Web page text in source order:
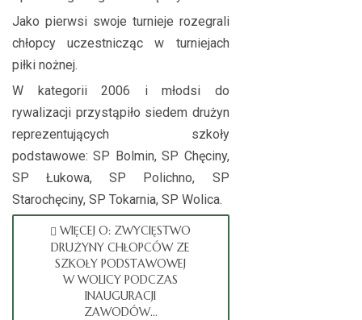
Jako pierwsi swoje turnieje rozegrali
chłopcy uczestnicząc w turniejach
piłki nożnej.
W kategorii 2006 i młodsi do
rywalizacji przystąpiło siedem drużyn
reprezentujących szkoły
podstawowe: SP Bolmin, SP Chęciny,
SP Łukowa, SP Polichno, SP
Starochęciny, SP Tokarnia, SP Wolica.
WIĘCEJ O: ZWYCIĘSTWO
DRUŻYNY CHŁOPCÓW ZE
SZKOŁY PODSTAWOWEJ
W WOLICY PODCZAS
INAUGURACJI
ZAWODÓW...